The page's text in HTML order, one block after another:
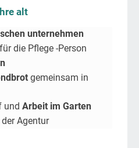
alt
unternehmen
für die Pflege -Person
gemeinsam in
und Arbeit im Garten
Agentur